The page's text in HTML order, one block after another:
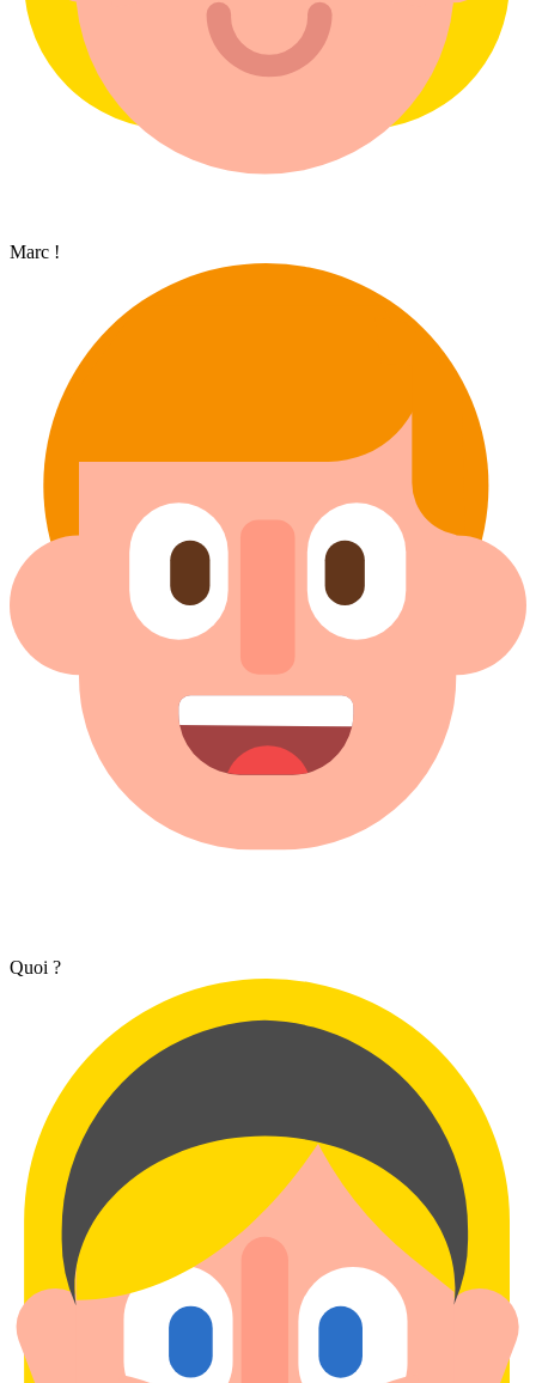
Marc !
Quoi ?